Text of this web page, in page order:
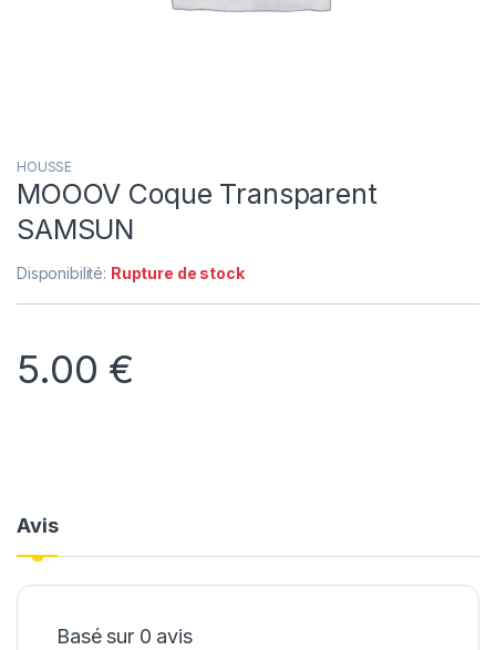
HOUSSE
MOOOV Coque Transparent
SAMSUN
Disponibilité: Rupture de stock
5.00 €
Avis
Basé sur 0 avis